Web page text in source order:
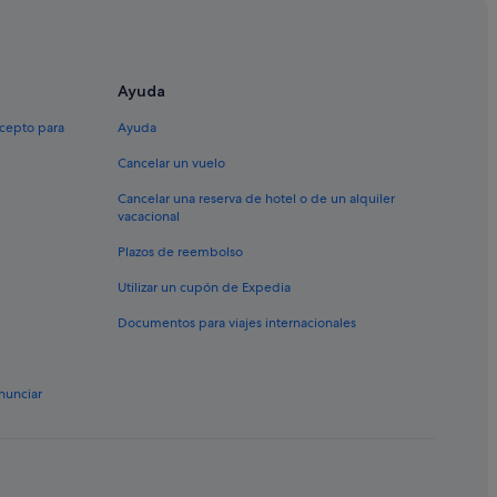
Campoamor
para
Ayuda
Ayuda
Cancelar un vuelo
Cancelar una reserva de hotel o de un alquiler
vacacional
Plazos de reembolso
Utilizar un cupón de Expedia
Documentos para viajes internacionales